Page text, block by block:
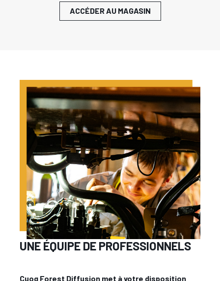
ACCÉDER AU MAGASIN
UNE ÉQUIPE DE PROFESSIONNELS
Cuoq Forest Diffusion met à votre disposition